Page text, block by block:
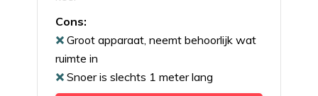
Cons:
Groot apparaat, neemt behoorlijk wat
ruimte in
Snoer is slechts 1 meter lang